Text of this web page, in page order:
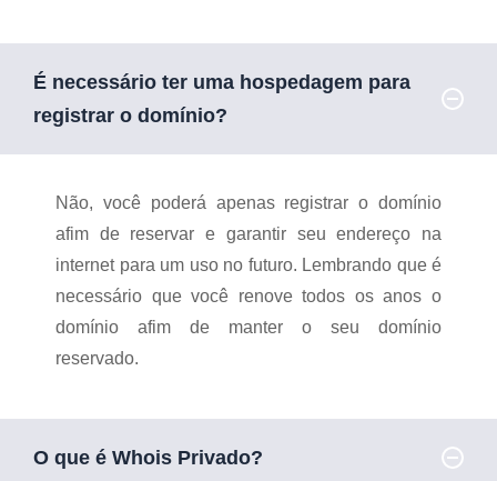
É necessário ter uma hospedagem para
registrar o domínio?
Não, você poderá apenas registrar o domínio
afim de reservar e garantir seu endereço na
internet para um uso no futuro. Lembrando que é
necessário que você renove todos os anos o
domínio afim de manter o seu domínio
reservado.
O que é Whois Privado?